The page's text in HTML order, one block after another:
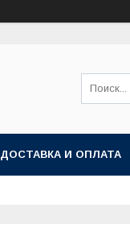
ДОСТАВКА И ОПЛАТА